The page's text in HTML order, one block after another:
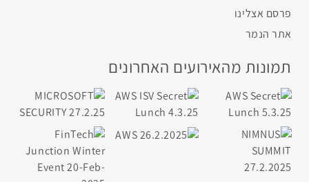
פרסם אצלינו
אתר הנמר
תמונות מהאירועים האחרונים